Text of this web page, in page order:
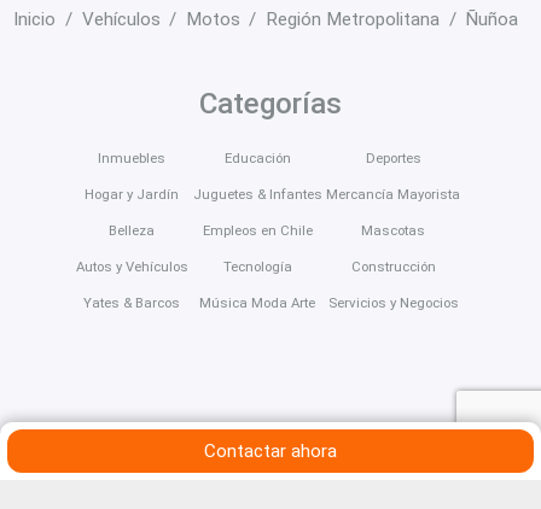
Inicio Vehículos Motos Región Metropolitana Ñuñoa
Contactar ahora
Categorías
Inmuebles
Hogar y Jardín
Belleza
Autos y Vehículos
Yates & Barcos
Educación
Juguetes & Infantes
Empleos en Chile
Tecnología
Música Moda Arte
Deportes
Mercancía Mayorista
Mascotas
Construcción
Servicios y Negocios